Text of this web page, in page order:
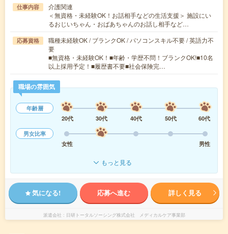
仕事内容
介護関連
＜無資格・未経験OK！お話相手などの生活支援＞ 施設にい
るおじいちゃん・おばあちゃんのお話し相手など…
応募資格
職種未経験OK / ブランクOK / パソコンスキル不要 / 英語力不
要
■無資格・未経験OK！■年齢・学歴不問！ブランクOK!■10名
以上採用予定！■履歴書不要■社会保険完…
職場の雰囲気
年齢層
20代
30代 40代 50代
60代
男女比率
女性
男性
もっと見る
気になる! 応募へ進む 詳しく見る
派遣会社 日研トータルソーシング株式会社 メディカルケア事業部